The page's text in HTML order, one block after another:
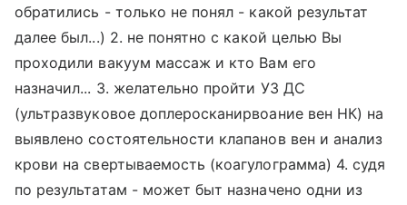
обратились - только не понял - какой результат
далее был...) 2. не понятно с какой целью Вы
проходили вакуум массаж и кто Вам его
назначил... 3. желательно пройти УЗ ДС
(ультразвуковое доплеросканирвоание вен НК) на
выявлено состоятельности клапанов вен и анализ
крови на свертываемость (коагулограмма) 4. судя
по результатам - может быт назначено одни из